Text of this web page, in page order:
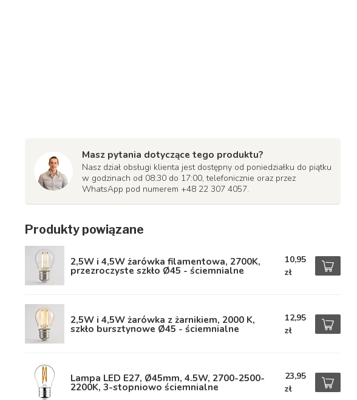
Masz pytania dotyczące tego produktu?
Nasz dział obsługi klienta jest dostępny od poniedziałku do piątku
w godzinach od 08:30 do 17:00, telefonicznie oraz przez
WhatsApp pod numerem +48 22 307 4057.
Produkty powiązane
2,5W i 4,5W żarówka filamentowa, 2700K,
przezroczyste szkło Ø45 - ściemnialne
10,95
zł
2,5W i 4,5W żarówka z żarnikiem, 2000 K,
szkło bursztynowe Ø45 - ściemnialne
12,95
zł
Lampa LED E27, Ø45mm, 4.5W, 2700-2500-
2200K, 3-stopniowo ściemnialne
23,95
zł